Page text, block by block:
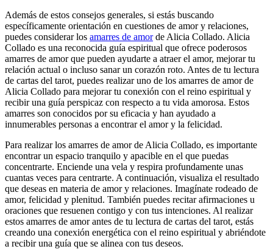
Además de estos consejos generales, si estás buscando
específicamente orientación en cuestiones de amor y relaciones,
puedes considerar los amarres de amorde Alicia Collado. Alicia
Collado es una reconocida guía espiritual que ofrece poderosos
amarres de amor que pueden ayudarte a atraer el amor, mejorar tu
relación actual o incluso sanar un corazón roto. Antes de tu lectura
de cartas del tarot, puedes realizar uno de los amarres de amor de
Alicia Collado para mejorar tu conexión con el reino espiritual y
recibir una guía perspicaz con respecto a tu vida amorosa. Estos
amarres son conocidos por su eficacia y han ayudado a
innumerables personas a encontrar el amor y la felicidad.
Para realizar los amarres de amor de Alicia Collado, es importante
encontrar un espacio tranquilo y apacible en el que puedas
concentrarte. Enciende una vela y respira profundamente unas
cuantas veces para centrarte. A continuación, visualiza el resultado
que deseas en materia de amor y relaciones. Imagínate rodeado de
amor, felicidad y plenitud. También puedes recitar afirmaciones u
oraciones que resuenen contigo y con tus intenciones. Al realizar
estos amarres de amor antes de tu lectura de cartas del tarot, estás
creando una conexión energética con el reino espiritual y abriéndote
a recibir una guía que se alinea con tus deseos.